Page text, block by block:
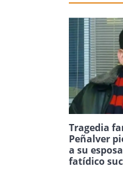
Tragedia
Peñalver
a su
fatídico